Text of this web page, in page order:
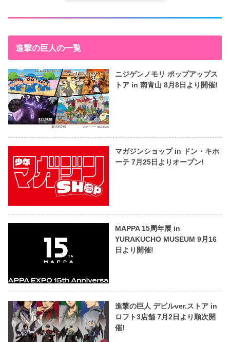
進撃の巨人の一覧
ニジゲンノモリ ポップアップス
トア in 南青山 8月8日より開催!
マガジンショップ in ドン・キホ
ーテ 7月25日よりオープン!
MAPPA 15周年展 in
YURAKUCHO MUSEUM 9月16
日より開催!
進撃の巨人 デビルver.ストア in
ロフト3店舗 7月2日より順次開
催!